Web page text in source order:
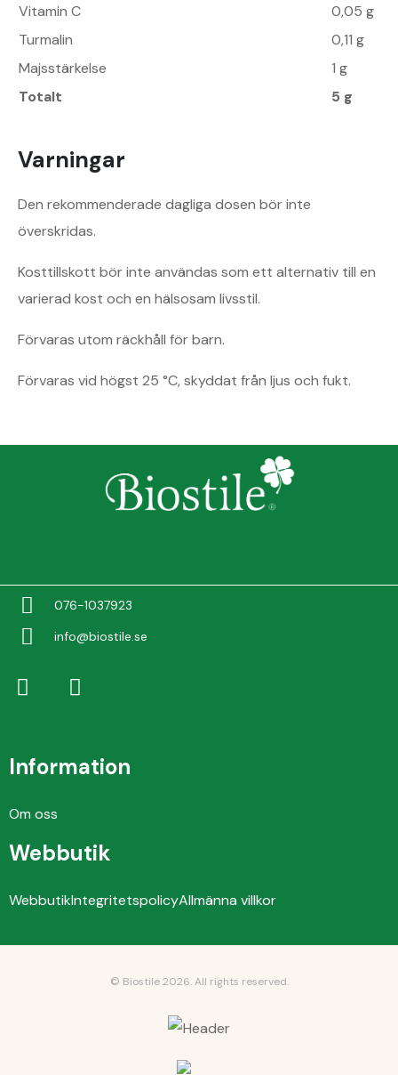
Vitamin C
0,05 g
Turmalin
0,11 g
Majsstärkelse
1 g
Totalt
5 g
Varningar
Den rekommenderade dagliga dosen bör inte
överskridas.
Kosttillskott bör inte användas som ett alternativ till en
varierad kost och en hälsosam livsstil.
Förvaras utom räckhåll för barn.
Förvaras vid högst 25 °C, skyddat från ljus och fukt.
076-1037923
info@biostile.se
Information
Om oss
Webbutik
WebbutikIntegritetspolicyAllmänna villkor
© Biostile 2026.All rights reserved.